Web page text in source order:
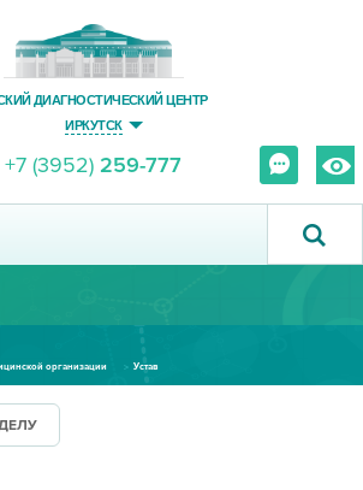
ДИАГНОСТИЧЕСКИЙ ЦЕНТР
ИРКУТСК
+7 (3952) 259-777
организации Устав